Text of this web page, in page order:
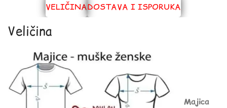
VELIČINADOSTAVA I ISPORUKA
Veličina
Majica